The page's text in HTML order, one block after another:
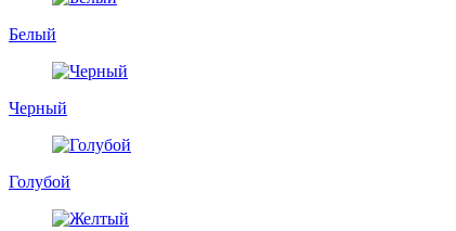
Белый
Черный
Голубой